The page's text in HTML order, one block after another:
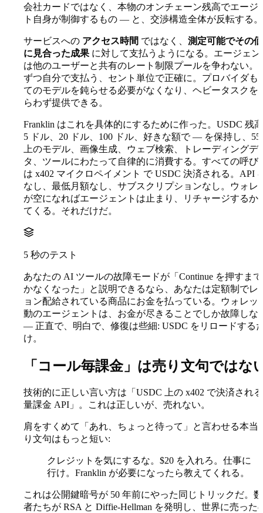
会社カードではなく、本物のオンチェーン残高でエージ
ト自身が制御するもの — と、交渉構造全体が反転する。
サービスへの アクセス時間 ではなく、 測定可能でその
に見合った成果 に対して支払うようになる。エージェン
は他のユーザーと共有のレート制限プールを争わない。
ずつ自分で支払う、セント単位で正確に。プロバイダも
てのモデルを鈍らせる必要がなくなり、ヘビータスクを
らわず提供できる。
Franklin はこれを具体的にするために作った。USDC 残
5 ドル、20 ドル、100 ドル、好きな額で — を保持し、55
上のモデル、画像生成、ウェブ検索、トレーディングデ
タ、ツールにわたって自律的に消費する。すべての呼び
は x402 マイクロペイメント で USDC 決済される。API
なし、最低月額なし、サブスクリプションなし。ウォレ
が空になればエージェントは止まり、リチャージするか
てくる。それだけだ。
5 秒のテスト
あなたの AI ツールの故障モードが「Continue を押すま
かなくなった」と説明できるなら、あなたは定額制でレ
ョン配給されている商品にお金を払っている。ウォレッ
動のエージェントは、お金が尽きることでしか故障しな
— 正直で、明白で、修復は些細: USDC をリロードする
け。
「コール毎課金」は売り文句ではな
技術的に正しい言い方は「USDC 上の x402 で決済され
量課金 API」。これは正しいが、売れない。
肩をすくめて「あれ、ちょっと待って」と言わせる本当
り文句はもっと短い:
クレジットを気にするな。$20 を入れろ。仕事に
行け。Franklin が必要になったら教えてくれる。
これは公開鍵暗号が 50 年前にやった同じトリックだ。
者たちが RSA と Diffie-Hellman を発明し、世界に売った